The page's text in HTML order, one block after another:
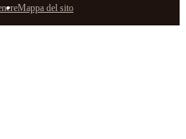
Mappa del sito